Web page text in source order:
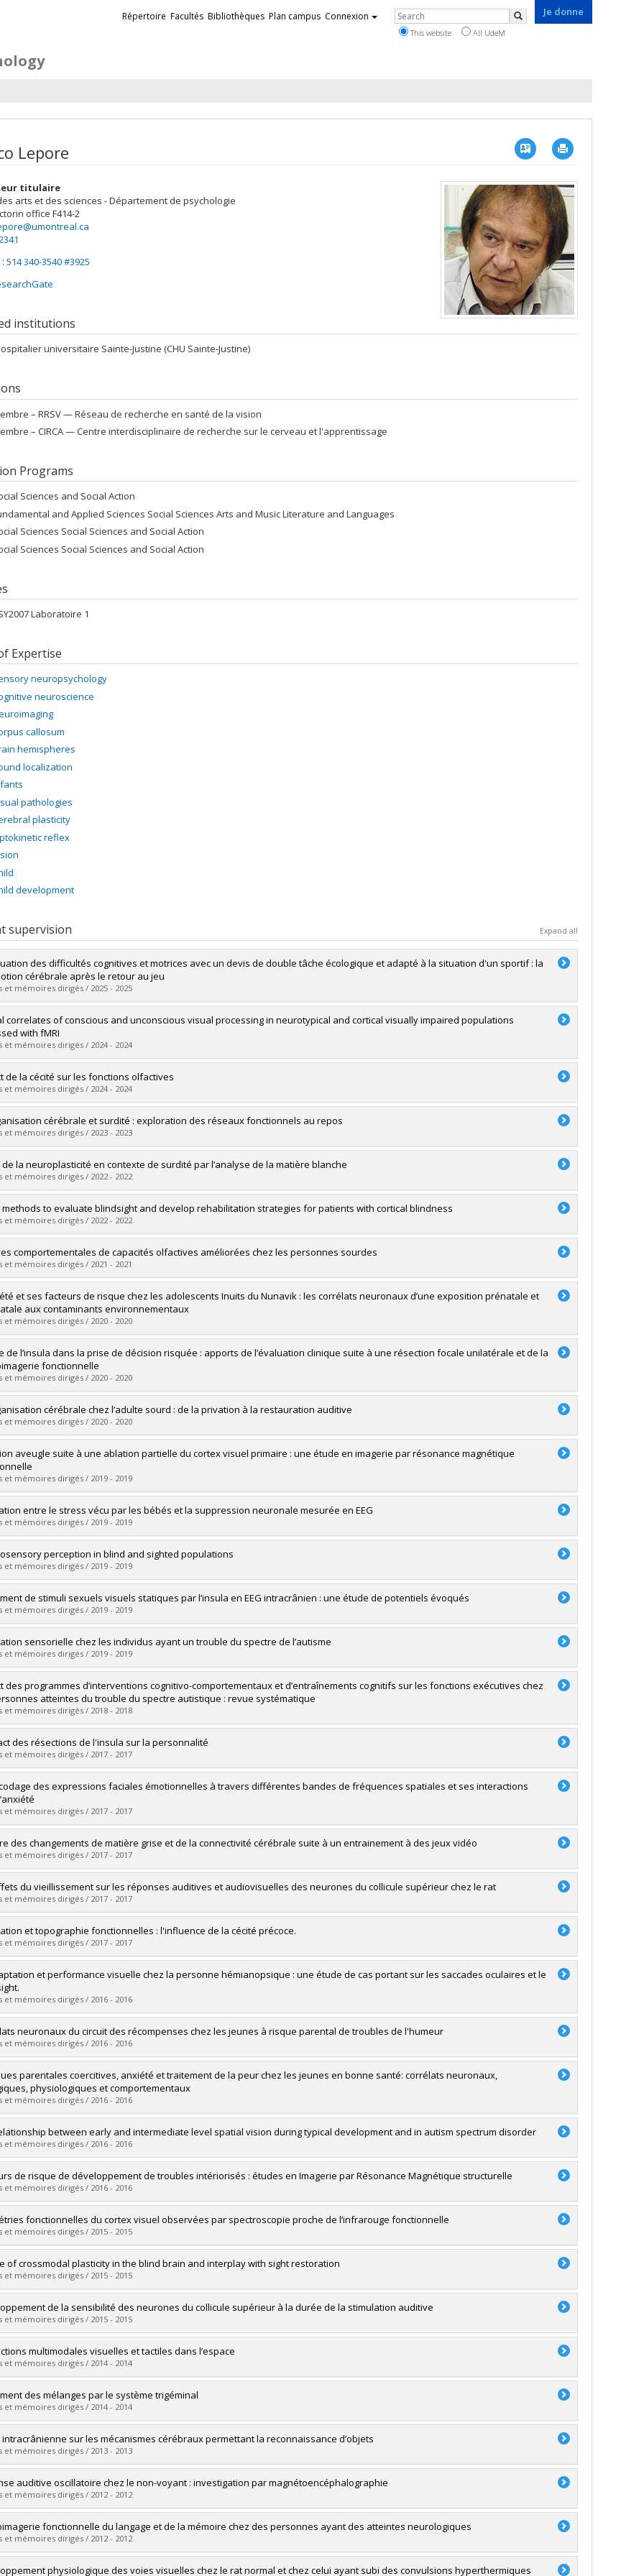
Je donne
Liens
externes
Répertoire Facultés Bibliothèques Plan campus Connexion Rechercher
Search
This website All UdeM
Lepore Vcard
titulaire
arts et des sciences - Département de psychologie
office F414-2
514 340-3540 #3925
institutions
universitaire Sainte-Justine (CHU Sainte-Justine)
– RRSV — Réseau de recherche en santé de la vision
– CIRCA — Centre interdisciplinaire de recherche sur le cerveau et l'apprentissage
Programs
Sciences and Social Action
and Applied Sciences Social Sciences Arts and Music Literature and Languages
Sciences Social Sciences and Social Action
Sciences Social Sciences and Social Action
Laboratoire 1
Expertise
neuropsychology
neuroscience
callosum
hemispheres
localization
pathologies
plasticity
reflex
development
supervision Expand all
des difficultés cognitives et motrices avec un devis de double tâche écologique et adapté à la situation d'un sportif : la
cérébrale après le retour au jeu
et mémoires dirigés / 2025 - 2025
:Lavoie, Gabriel
Doctoral
:Ph. D.
le document dans Papyrus
correlates of conscious and unconscious visual processing in neurotypical and cortical visually impaired populations
with fMRI
et mémoires dirigés / 2024 - 2024
: MacLean, Michèle W.
Doctoral
:Ph. D.
de la cécité sur les fonctions olfactives
et mémoires dirigés / 2024 - 2024
:Chouinard-Leclaire, Christine
Doctoral
:Ph. D.
le document dans Papyrus
cérébrale et surdité : exploration des réseaux fonctionnels au repos
et mémoires dirigés / 2023 - 2023
:Landry, Catherine
Master's
:M. Sc.
de la neuroplasticité en contexte de surdité par l’analyse de la matière blanche
et mémoires dirigés / 2022 - 2022
:Campbell, Emma
Doctoral
:Ph. D.
methods to evaluate blindsight and develop rehabilitation strategies for patients with cortical blindness
et mémoires dirigés / 2022 - 2022
:Hadid, Vanessa
Doctoral
:Ph. D.
comportementales de capacités olfactives améliorées chez les personnes sourdes
et mémoires dirigés / 2021 - 2021
: Nazar, Rim
Master's
:M. Sc.
le document dans Papyrus
et ses facteurs de risque chez les adolescents Inuits du Nunavik : les corrélats neuronaux d’une exposition prénatale et
aux contaminants environnementaux
et mémoires dirigés / 2020 - 2020
:Lamoureux-Tremblay, Vickie
Doctoral
:Ph. D.
le document dans Papyrus
de l’insula dans la prise de décision risquée : apports de l’évaluation clinique suite à une résection focale unilatérale et de la
fonctionnelle
et mémoires dirigés / 2020 - 2020
:Von Siebenthal, Zorina
Doctoral
:Ph. D.
cérébrale chez l’adulte sourd : de la privation à la restauration auditive
et mémoires dirigés / 2020 - 2020
:Simon, Marie
Doctoral
:Ph. D.
le document dans Papyrus
aveugle suite à une ablation partielle du cortex visuel primaire : une étude en imagerie par résonance magnétique
et mémoires dirigés / 2019 - 2019
:Tran, Van Minh Antonin
Master's
:M. Sc.
entre le stress vécu par les bébés et la suppression neuronale mesurée en EEG
et mémoires dirigés / 2019 - 2019
:Deguire, Florence
Master's
:M. Sc.
perception in blind and sighted populations
et mémoires dirigés / 2019 - 2019
:Manescu, Simona
Doctoral
:Ph. D.
de stimuli sexuels visuels statiques par l’insula en EEG intracrânien : une étude de potentiels évoqués
et mémoires dirigés / 2019 - 2019
:Brideau-Duquette, Mathieu
Master's
:M. Sc.
sensorielle chez les individus ayant un trouble du spectre de l’autisme
et mémoires dirigés / 2019 - 2019
:Charbonneau, Geneviève
Doctoral
:Ph. D.
le document dans Papyrus
des programmes d’interventions cognitivo-comportementaux et d’entraînements cognitifs sur les fonctions exécutives chez
atteintes du trouble du spectre autistique : revue systématique
et mémoires dirigés / 2018 - 2018
:Bourgeois, Marianne
Doctoral
:D. Psy.
des résections de l'insula sur la personnalité
et mémoires dirigés / 2017 - 2017
:Hebert-Seropian, Benjamin
Master's
:M. Sc.
le document dans Papyrus
des expressions faciales émotionnelles à travers différentes bandes de fréquences spatiales et ses interactions
et mémoires dirigés / 2017 - 2017
: Harel, Yann
Master's
:M. Sc.
des changements de matière grise et de la connectivité cérébrale suite à un entrainement à des jeux vidéo
et mémoires dirigés / 2017 - 2017
:Diarra, Moussa
Doctoral
:Ph. D.
du vieillissement sur les réponses auditives et audiovisuelles des neurones du collicule supérieur chez le rat
et mémoires dirigés / 2017 - 2017
:Costa, Margarida
Doctoral
:Ph. D.
et topographie fonctionnelles : l'influence de la cécité précoce.
et mémoires dirigés / 2017 - 2017
:Pelland, Maxime
Doctoral
:Ph. D.
le document dans Papyrus
et performance visuelle chez la personne hémianopsique : une étude de cas portant sur les saccades oculaires et le
et mémoires dirigés / 2016 - 2016
:Hadid, Vanessa
Master's
:M. Sc.
neuronaux du circuit des récompenses chez les jeunes à risque parental de troubles de l'humeur
et mémoires dirigés / 2016 - 2016
:Kraushaar, Caroline
Doctoral
:Ph. D.
le document dans Papyrus
parentales coercitives, anxiété et traitement de la peur chez les jeunes en bonne santé: corrélats neuronaux,
physiologiques et comportementaux
et mémoires dirigés / 2016 - 2016
:La Buissonnière Ariza, Valérie
Doctoral
:Ph. D.
between early and intermediate level spatial vision during typical development and in autism spectrum disorder
et mémoires dirigés / 2016 - 2016
: Perreault, Audrey
Doctoral
:Ph. D.
de risque de développement de troubles intériorisés : études en Imagerie par Résonance Magnétique structurelle
et mémoires dirigés / 2016 - 2016
:Suffren, Sabrina
Doctoral
:Ph. D.
fonctionnelles du cortex visuel observées par spectroscopie proche de l’infrarouge fonctionnelle
et mémoires dirigés / 2015 - 2015
:Bastien, Danielle
Master's
:M. Sc.
of crossmodal plasticity in the blind brain and interplay with sight restoration
et mémoires dirigés / 2015 - 2015
:Dormal, Giulia
Doctoral
:Ph. D.
de la sensibilité des neurones du collicule supérieur à la durée de la stimulation auditive
et mémoires dirigés / 2015 - 2015
: Lainesse, Michaël
Master's
:M. Sc.
multimodales visuelles et tactiles dans l’espace
et mémoires dirigés / 2014 - 2014
:Girard, Simon
Doctoral
:Ph. D.
le document dans Papyrus
des mélanges par le système trigéminal
et mémoires dirigés / 2014 - 2014
:Filiou, Renée-Pier
Master's
:M. Sc.
intracrânienne sur les mécanismes cérébraux permettant la reconnaissance d’objets
et mémoires dirigés / 2013 - 2013
:Bertrand, Josie-Anne
Doctoral
:Ph. D.
auditive oscillatoire chez le non-voyant : investigation par magnétoencéphalographie
et mémoires dirigés / 2012 - 2012
:Lazzouni, Latifa L.
Doctoral
:Ph. D.
fonctionnelle du langage et de la mémoire chez des personnes ayant des atteintes neurologiques
et mémoires dirigés / 2012 - 2012
:Pelletier, Isabelle
physiologique des voies visuelles chez le rat normal et chez celui ayant subi des convulsions hyperthermiques